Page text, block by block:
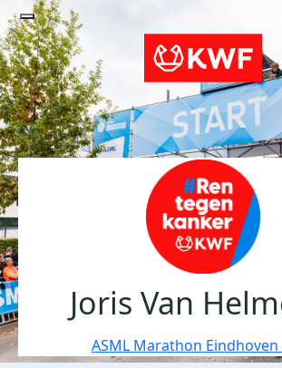
Joris Van
ASML Marathon Eindhoven